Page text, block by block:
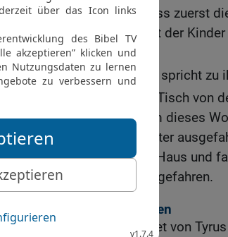
27 Und er sprach zu ihr: Lass zuerst
es ist nicht schön, das Brot der
Hunden[9]hinzuwerfen.
28 Sie aber antwortete und spricht zu
essen unter dem Tisch von
29 Und er sprach zu ihr: Um dieses
Dämon ist aus deiner Tochter
30 Und sie ging weg in ihr Haus und
liegen und den Dämon ausgefahren.
Heilung eines Taubstummen
31 Und er verließ das Gebiet von